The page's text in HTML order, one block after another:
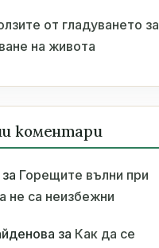
от гладуването за
на живота
коментари
Горещите вълни при
не са неизбежни
за Как да се